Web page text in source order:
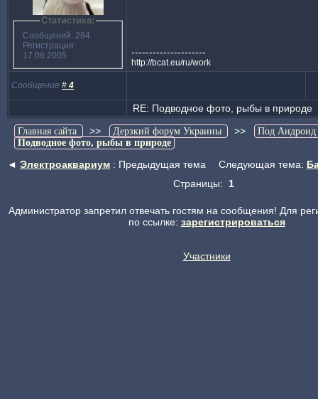
Статистика:
Сообщений: 284
Регистрация:
17.06.2005
---------------------
http://bcat.eu/ru/work
Сообщение # 4
RE: Подводное фото, рыбы в природе
Главная сайта >> Дерзкий форум Украины >>
Под Андроид
Подводное фото, рыбы в природе
◄ Электроаквариум : Предыдущая тема Следующая тема:
Страницы: 1
Администратор запретил отвечать гостям на сообщения! Для
по ссылке: зарегистрироваться
Участники